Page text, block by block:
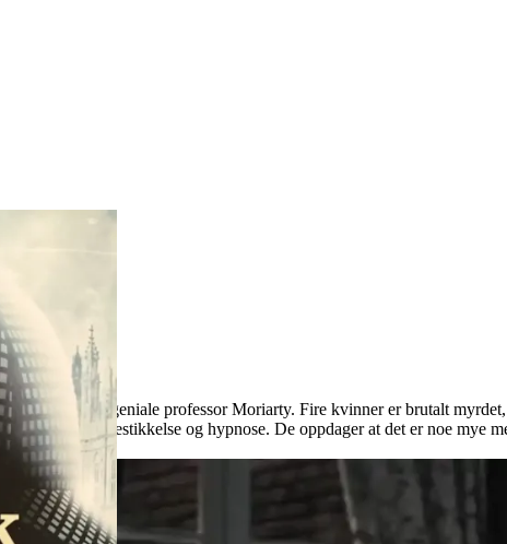
den djevelsk geniale professor Moriarty. Fire kvinner er brutalt
verden av bestikkelse og hypnose. De oppdager at det er noe mye